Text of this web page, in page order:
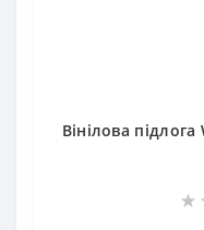
Вінілова